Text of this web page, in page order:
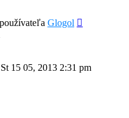
Glogol
St 15 05, 2013 2:31 pm